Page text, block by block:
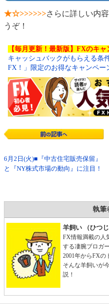
★☆>>>>>>さらに詳しい内
うぞ！
【毎月更新！最新版】FXのキャ
キャッシュバックがもらえる条
FX！」限定のお得なキャンペー
6月2日(火)■『中古住宅販売保留』
と『NY株式市場の動向』に注目！
執筆
羊飼い （ひつじ
FX情報満載の人
する凄腕ブロガ
2001年からFXの
そんな羊飼いが
説！